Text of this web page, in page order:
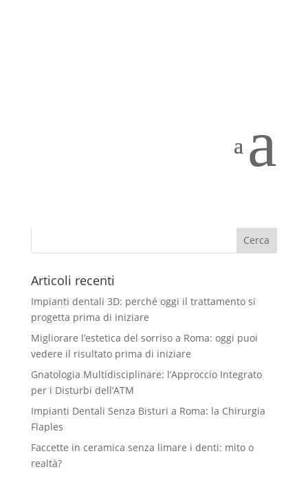
a
Laurea di I livello “Igienista Dentale” conseguita con
lode presso l’Università degli Studi di Roma “Tor
Articoli recenti
Impianti dentali 3D: perché oggi il trattamento si
progetta prima di iniziare
Migliorare l’estetica del sorriso a Roma: oggi puoi
vedere il risultato prima di iniziare
Gnatologia Multidisciplinare: l’Approccio Integrato
per i Disturbi dell’ATM
Impianti Dentali Senza Bisturi a Roma: la Chirurgia
Flaples
Faccette in ceramica senza limare i denti: mito o
realtà?